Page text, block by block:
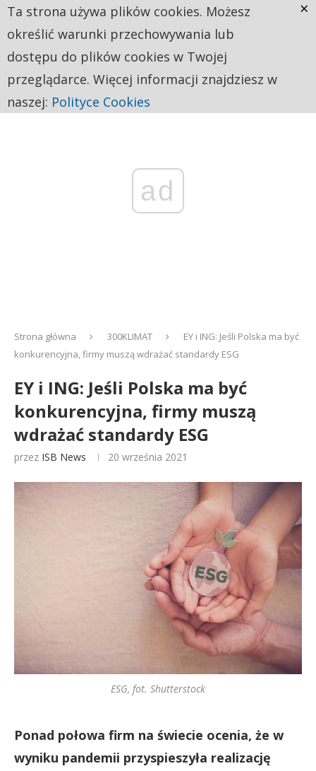
ad
Strona główna 300KLIMAT
EY i ING: Jeśli Polska ma być
konkurencyjna, firmy muszą wdrażać standardy ESG
EY i ING: Jeśli Polska ma być
konkurencyjna, firmy muszą
wdrażać standardy ESG
przez ISB News 20 września 2021
ESG, fot. Shutterstock
Ponad połowa firm na świecie ocenia, że w
wyniku pandemii przyspieszyła realizację
Ta strona używa plików cookies. Możesz
określić warunki przechowywania lub
dostępu do plików cookies w Twojej
przeglądarce. Więcej informacji znajdziesz w
naszej: Polityce Cookies
×